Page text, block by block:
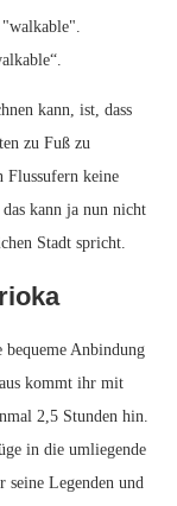
kann, ist, dass
zu Fuß zu
Flussufern keine
kann ja nun nicht
Stadt spricht.
Anbindung
kommt ihr mit
2,5 Stunden hin.
in die umliegende
seine Legenden und